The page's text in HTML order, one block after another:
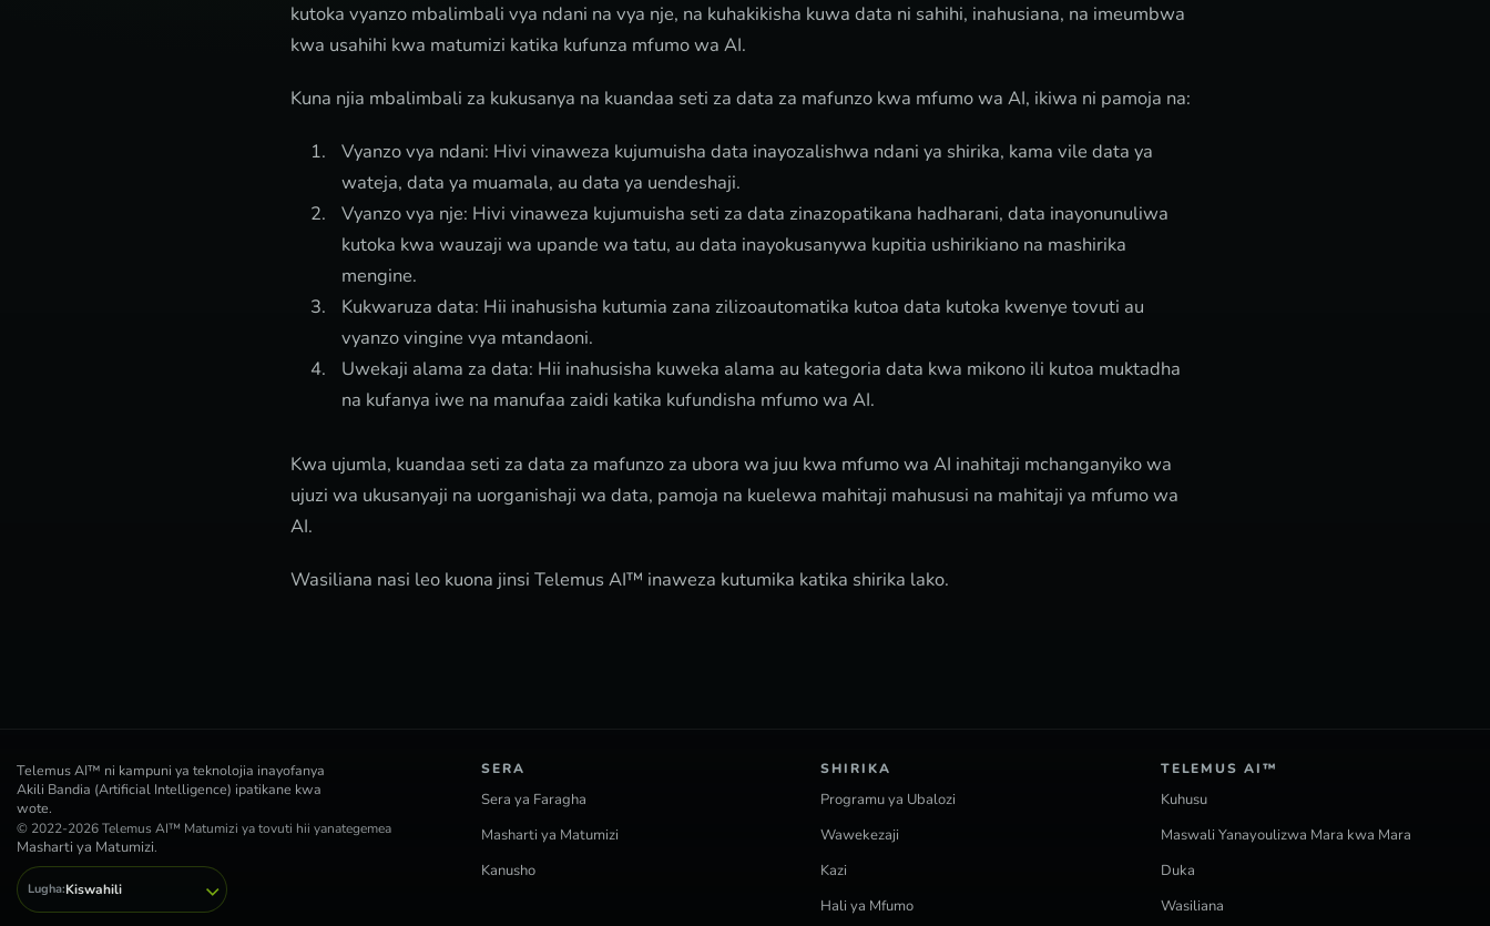
kutoka vyanzo mbalimbali vya ndani na vya nje, na kuhakikisha kuwa data ni sahihi, inahusiana, na imeumbwa
kwa usahihi kwa matumizi katika kufunza mfumo wa AI.
Kuna njia mbalimbali za kukusanya na kuandaa seti za data za mafunzo kwa mfumo wa AI, ikiwa ni pamoja na:
Vyanzo vya ndani: Hivi vinaweza kujumuisha data inayozalishwa ndani ya shirika, kama vile data ya
wateja, data ya muamala, au data ya uendeshaji.
Vyanzo vya nje: Hivi vinaweza kujumuisha seti za data zinazopatikana hadharani, data inayonunuliwa
kutoka kwa wauzaji wa upande wa tatu, au data inayokusanywa kupitia ushirikiano na mashirika
mengine.
Kukwaruza data: Hii inahusisha kutumia zana zilizoautomatika kutoa data kutoka kwenye tovuti au
vyanzo vingine vya mtandaoni.
Uwekaji alama za data: Hii inahusisha kuweka alama au kategoria data kwa mikono ili kutoa muktadha
na kufanya iwe na manufaa zaidi katika kufundisha mfumo wa AI.
Kwa ujumla, kuandaa seti za data za mafunzo za ubora wa juu kwa mfumo wa AI inahitaji mchanganyiko wa
ujuzi wa ukusanyaji na uorganishaji wa data, pamoja na kuelewa mahitaji mahususi na mahitaji ya mfumo wa
AI.
Wasiliana nasi leo kuona jinsi Telemus AI™ inaweza kutumika katika shirika lako.
Telemus AI™ ni kampuni ya teknolojia inayofanya
Akili Bandia (Artificial Intelligence) ipatikane kwa
wote.
© 2022-2026 Telemus AI™ Matumizi ya tovuti hii yanategemea
Masharti ya Matumizi.
Lugha:Kiswahili
SERA
Sera ya Faragha
Masharti ya Matumizi
Kanusho
SHIRIKA
Programu ya Ubalozi
Wawekezaji
Kazi
Hali ya Mfumo
TELEMUS AI™
Kuhusu
Maswali Yanayoulizwa Mara kwa Mara
Duka
Wasiliana